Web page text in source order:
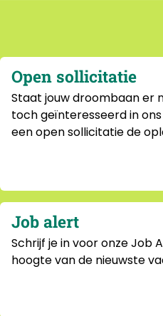
Open sollicitatie
Staat jouw droombaan er
toch geïnteresseerd in
een open sollicitatie de
Job alert
Schrijf je in voor onze Job
hoogte van de nieuwste